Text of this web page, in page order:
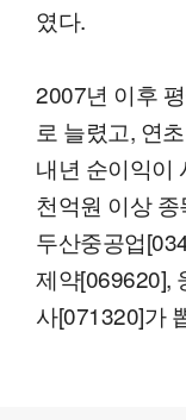
였다.
2007년 이후
로 늘렸고, 연
내년 순이익이
천억원 이상
두산중공업
제약[069620],
사[071320]가